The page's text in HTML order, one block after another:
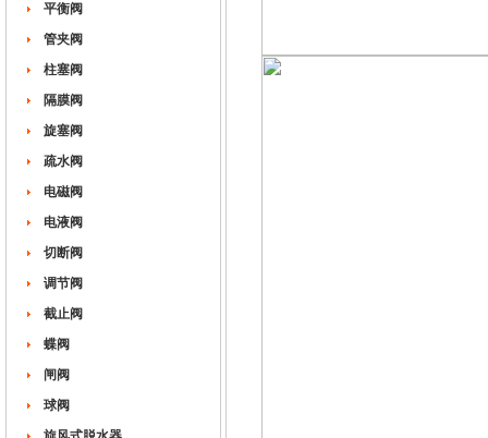
平衡阀
管夹阀
柱塞阀
隔膜阀
旋塞阀
疏水阀
电磁阀
电液阀
切断阀
调节阀
截止阀
蝶阀
闸阀
球阀